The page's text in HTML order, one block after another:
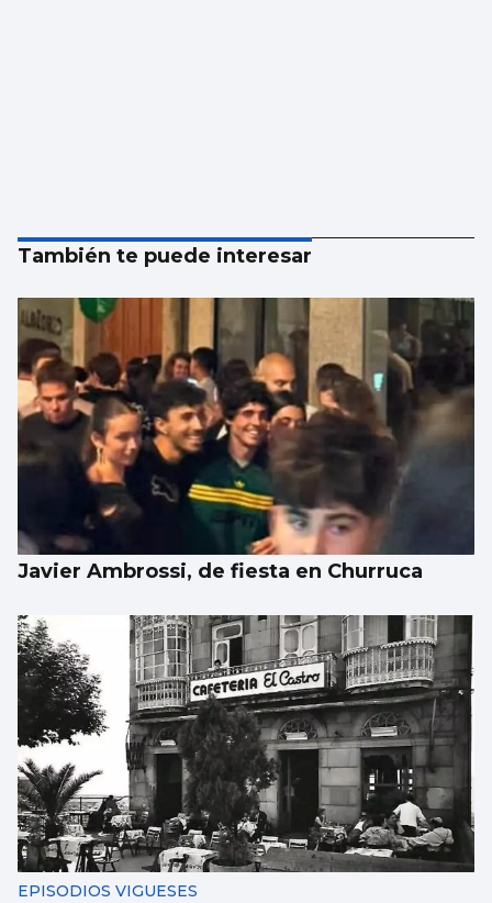
También te puede interesar
Javier Ambrossi, de fiesta en Churruca
EPISODIOS VIGUESES